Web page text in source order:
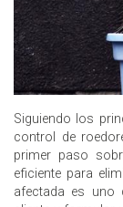
Siguiendo los
control de
primer paso
eficiente para
afectada es uno